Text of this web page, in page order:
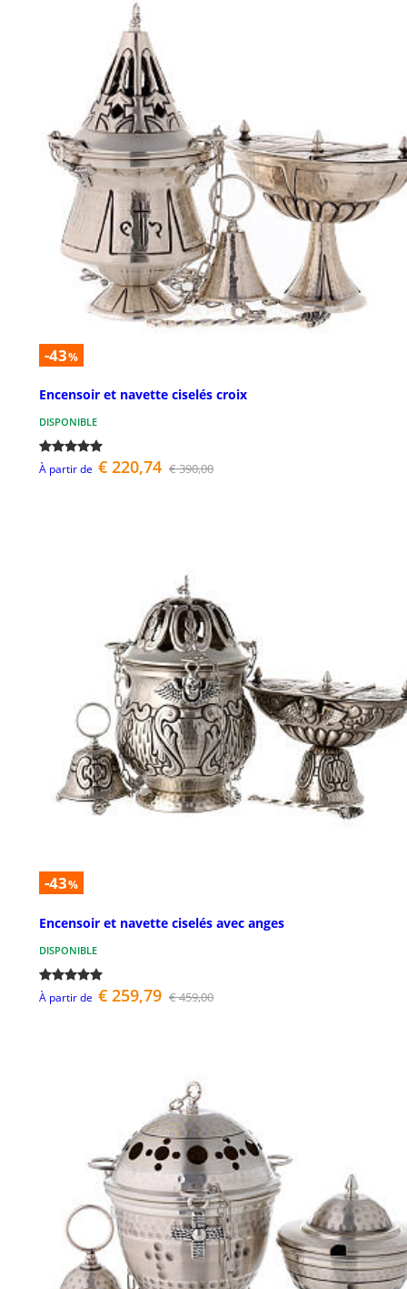
-43%
Encensoir et navette ciselés croix
DISPONIBLE
À partir de € 220,74 € 390,00
-43%
Encensoir et navette ciselés avec anges
DISPONIBLE
À partir de € 259,79 € 459,00